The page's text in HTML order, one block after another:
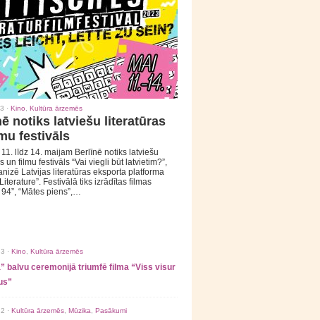
· Kino Kultūra ārzemēs
notiks latviešu literatūras
festivāls
11. līdz 14. maijam Berlīnē notiks latviešu
un filmu festivāls “Vai viegli būt latvietim?”,
Latvijas literatūras eksporta platforma
Festivālā tiks izrādītas filmas
“Mātes piens”,…
· Kino Kultūra ārzemēs
balvu ceremonijā triumfē filma “Viss visur
· Kultūra ārzemēs Mūzika Pasākumi